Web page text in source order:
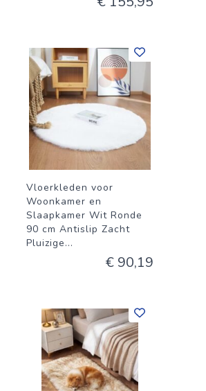
Vloerkleden voor
Woonkamer en
Slaapkamer Wit Ronde
90 cm Antislip Zacht
Pluizige...
€ 90,19